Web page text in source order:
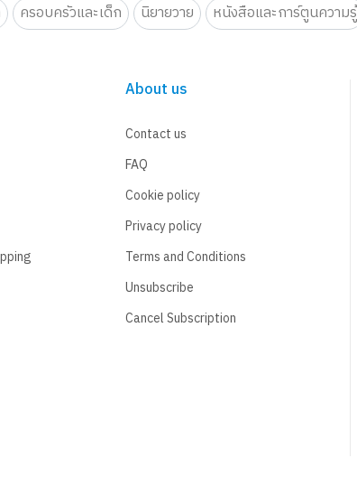
ครอบครัวและเด็ก นิยายวาย หนังสือและการ์ตูนความรู้
About us
Contact us
FAQ
Cookie policy
Privacy policy
Terms and Conditions
Unsubscribe
Cancel Subscription